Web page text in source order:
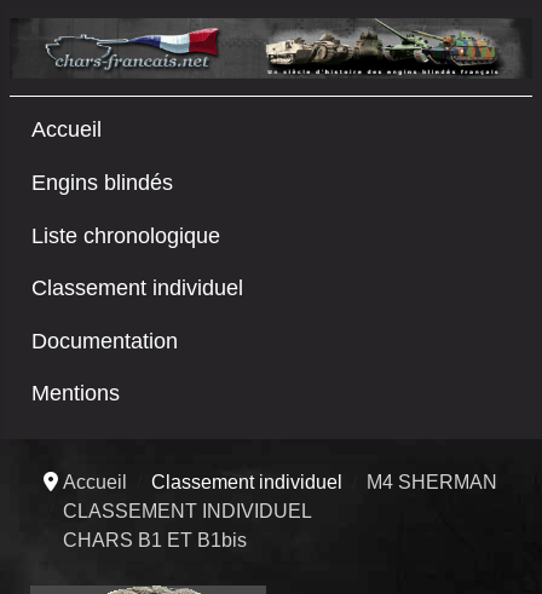
Accueil
Engins blindés
Liste chronologique
Classement individuel
Documentation
Mentions
Accueil Classement individuel
M4 SHERMAN
CLASSEMENT INDIVIDUEL
CHARS B1 ET B1bis